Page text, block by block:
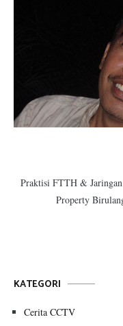
Praktisi FTTH &
Property
KATEGORI
Cerita CCTV